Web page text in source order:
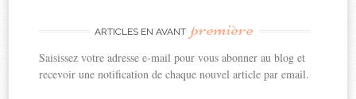
ARTICLES EN AVANT première
Saisissez votre adresse e-mail pour vous abonner au blog et
recevoir une notification de chaque nouvel article par email.